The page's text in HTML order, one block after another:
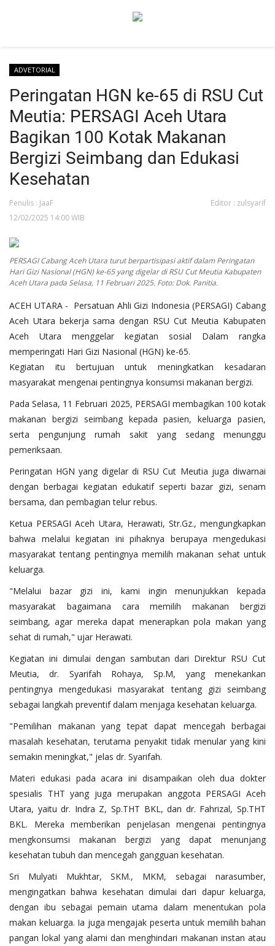
NEWS
EDUKASI
SOSOK
WISATA
LENSA
ADVETORIAL
OPINI
Kontak
GALERI
Ketentuan dan Layanan
Pedoman Media Siber
Privacy Policy
Alamat Kami
Tentang Kami
Daftar
ADVETORIAL
Peringatan HGN ke-65 di RSU Cut
Meutia: PERSAGI Aceh Utara
Bagikan 100 Kotak Makanan
Bergizi Seimbang dan Edukasi
Kesehatan
Penulis : JaaF
Editor : zulsyarif
12/02/2025 14:00 WIB
PERSAGI Cabang Aceh Utara turut berpartisipasi aktif dalam Peringatan
Hari Gizi Nasional (HGN) ke-65 yang digelar di RSU Cut Meutia Kabupaten
Aceh Utara pada Selasa, 11 Februari 2025. Foto: Dok. Panitia.
ACEH UTARA - Persatuan Ahli Gizi Indonesia (PERSAGI) Cabang
Aceh Utara bekerja sama dengan RSU Cut Meutia Kabupaten
Aceh Utara menggelar kegiatan sosial Dalam rangka
memperingati Hari Gizi Nasional (HGN) ke-65.
Kegiatan itu bertujuan untuk meningkatkan kesadaran
masyarakat mengenai pentingnya konsumsi makanan bergizi.
Pada Selasa, 11 Februari 2025, PERSAGI membagikan 100 kotak
makanan bergizi seimbang kepada pasien, keluarga pasien,
serta pengunjung rumah sakit yang sedang menunggu
pemeriksaan.
Peringatan HGN yang digelar di RSU Cut Meutia juga diwarnai
dengan berbagai kegiatan edukatif seperti bazar gizi, senam
bersama, dan pembagian telur rebus.
Ketua PERSAGI Aceh Utara, Herawati, Str.Gz., mengungkapkan
bahwa melalui kegiatan ini pihaknya berupaya mengedukasi
masyarakat tentang pentingnya memilih makanan sehat untuk
keluarga.
"Melalui bazar gizi ini, kami ingin menunjukkan kepada
masyarakat bagaimana cara memilih makanan bergizi
seimbang, agar mereka dapat menerapkan pola makan yang
sehat di rumah," ujar Herawati.
Kegiatan ini dimulai dengan sambutan dari Direktur RSU Cut
Meutia, dr. Syarifah Rohaya, Sp.M, yang menekankan
pentingnya mengedukasi masyarakat tentang gizi seimbang
sebagai langkah preventif dalam menjaga kesehatan keluarga.
"Pemilihan makanan yang tepat dapat mencegah berbagai
masalah kesehatan, terutama penyakit tidak menular yang kini
semakin meningkat," jelas dr. Syarifah.
Materi edukasi pada acara ini disampaikan oleh dua dokter
spesialis THT yang juga merupakan anggota PERSAGI Aceh
Utara, yaitu dr. Indra Z, Sp.THT BKL, dan dr. Fahrizal, Sp.THT
BKL. Mereka memberikan penjelasan mengenai pentingnya
mengkonsumsi makanan bergizi yang dapat menunjang
kesehatan tubuh dan mencegah gangguan kesehatan.
Sri Mulyati Mukhtar, SKM., MKM, sebagai narasumber,
mengingatkan bahwa kesehatan dimulai dari dapur keluarga,
dengan ibu sebagai pemain utama dalam menentukan pola
makan keluarga. Ia juga mengajak peserta untuk memilih bahan
pangan lokal yang alami dan menghindari makanan instan atau